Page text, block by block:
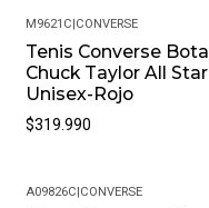
M9621C|CONVERSE
Tenis Converse Bota
Chuck Taylor All Star
Unisex-Rojo
$319.990
A09826C|CONVERSE